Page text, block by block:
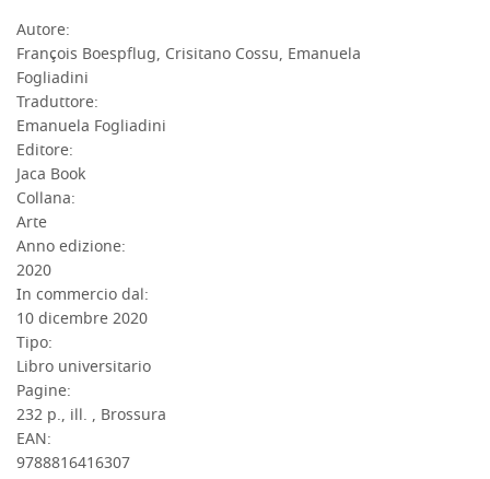
Autore:
François Boespflug, Crisitano Cossu, Emanuela
Fogliadini
Traduttore:
Emanuela Fogliadini
Editore:
Jaca Book
Collana:
Arte
Anno edizione:
2020
In commercio dal:
10 dicembre 2020
Tipo:
Libro universitario
Pagine:
232 p., ill. , Brossura
EAN:
9788816416307